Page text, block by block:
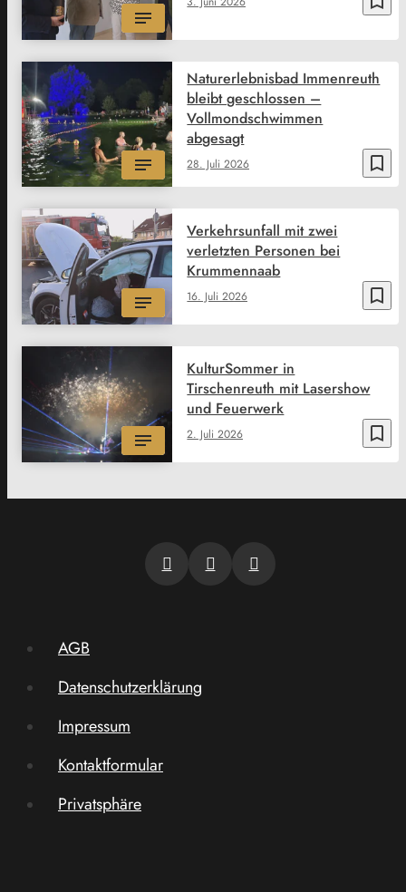
bookmark_border
28. Juli 2026
Naturerlebnisbad Immenreuth
bleibt geschlossen –
Vollmondschwimmen
abgesagt
bookmark_border
16. Juli 2026
Verkehrsunfall mit zwei
verletzten Personen bei
Krummennaab
bookmark_border
2. Juli 2026
KulturSommer in
Tirschenreuth mit Lasershow
und Feuerwerk
AGB
Datenschutzerklärung
Impressum
Kontaktformular
Privatsphäre